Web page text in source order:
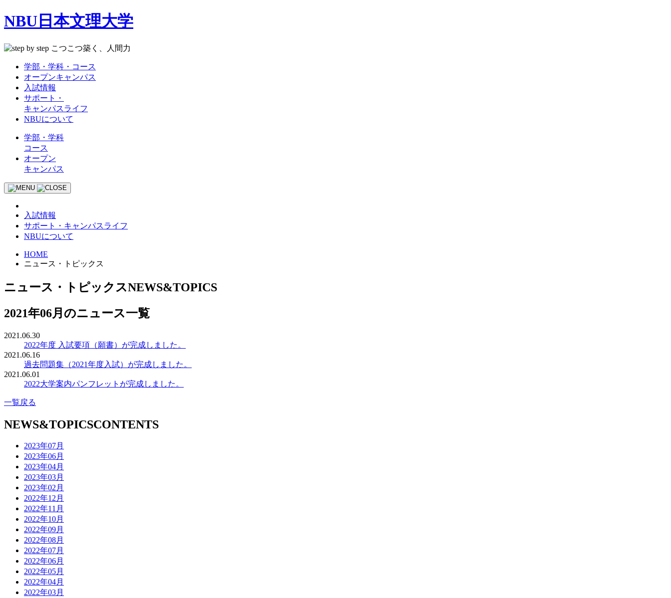
NBU日本文理大学
学部・学科・コース
オープンキャンパス
入試情報
サポート・
キャンパスライフ
NBUについて
学部・学科
コース
オープン
キャンパス
入試情報
サポート・キャンパスライフ
NBUについて
HOME
ニュース・トピックス
ニュース・トピックスNEWS&TOPICS
2021年06月のニュース一覧
2021.06.30
2022年度 入試要項（願書）が完成しました。
2021.06.16
過去問題集（2021年度入試）が完成しました。
2021.06.01
2022大学案内パンフレットが完成しました。
一覧戻る
NEWS&TOPICSCONTENTS
2023年07月
2023年06月
2023年04月
2023年03月
2023年02月
2022年12月
2022年11月
2022年10月
2022年09月
2022年08月
2022年07月
2022年06月
2022年05月
2022年04月
2022年03月